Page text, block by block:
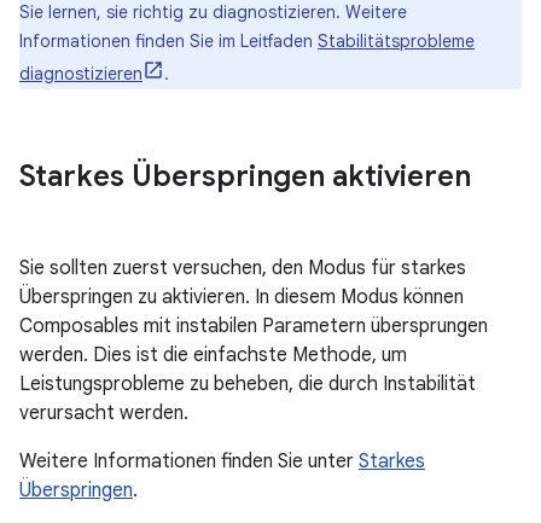
Sie lernen, sie richtig zu diagnostizieren. Weitere
Informationen finden Sie im Leitfaden Stabilitätsprobleme
diagnostizieren
.
Starkes Überspringen aktivieren
Sie sollten zuerst versuchen, den Modus für starkes
Überspringen zu aktivieren. In diesem Modus können
Composables mit instabilen Parametern übersprungen
werden. Dies ist die einfachste Methode, um
Leistungsprobleme zu beheben, die durch Instabilität
verursacht werden.
Weitere Informationen finden Sie unter Starkes
Überspringen.